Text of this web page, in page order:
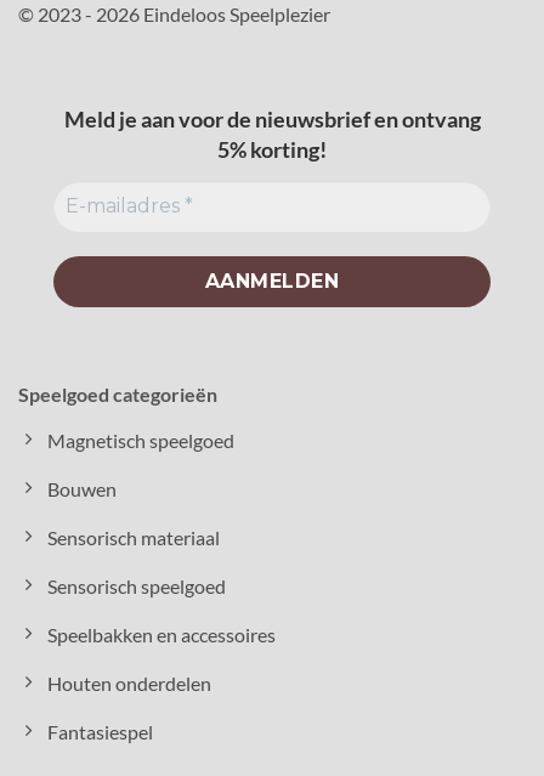
© 2023 - 2026 Eindeloos Speelplezier
Meld je aan voor de nieuwsbrief en ontvang
5% korting!
Speelgoed categorieën
Magnetisch speelgoed
Bouwen
Sensorisch materiaal
Sensorisch speelgoed
Speelbakken en accessoires
Houten onderdelen
Fantasiespel